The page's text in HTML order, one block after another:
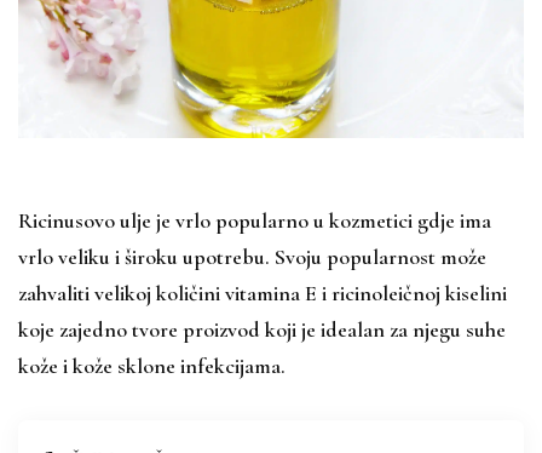
Ricinusovo ulje je vrlo popularno u kozmetici gdje ima
vrlo veliku i široku upotrebu. Svoju popularnost može
zahvaliti velikoj količini vitamina E i ricinoleičnoj kiselini
koje zajedno tvore proizvod koji je idealan za njegu suhe
kože i kože sklone infekcijama.